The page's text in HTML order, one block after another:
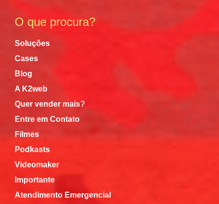
O que procura?
Soluções
Cases
Blog
A K2web
Quer vender mais?
Entre em Contato
Filmes
Podkasts
Videomaker
Importante
Atendimento Emergencial